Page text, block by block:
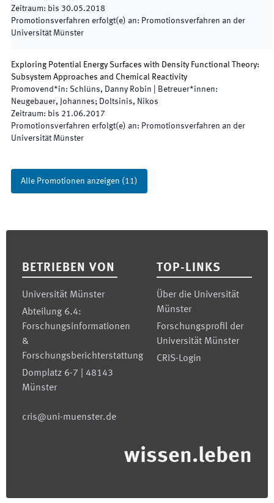
Zeitraum: bis 30.05.2018
Promotionsverfahren erfolgt(e) an: Promotionsverfahren an der
Universität Münster
Exploring Potential Energy Surfaces with Density Functional Theory:
Subsystem Approaches and Chemical Reactivity
Promovend*in: Schlüns, Danny Robin Betreuer*innen:
Neugebauer, Johannes; Doltsinis, Nikos
Zeitraum: bis 21.06.2017
Promotionsverfahren erfolgt(e) an: Promotionsverfahren an der
Universität Münster
Alle Promotionen anzeigen (11)
BETRIEBEN VON
Universität Münster
Abteilung 6.4:
Forschungsinformationen
&
Forschungsberichterstattung
Domplatz 6-7 | 48143
Münster
cris@uni-muenster.de
TOP-LINKS
Über die Universität
Münster
Forschungsprofil der
Universität Münster
CRIS-Login
wissen.leben